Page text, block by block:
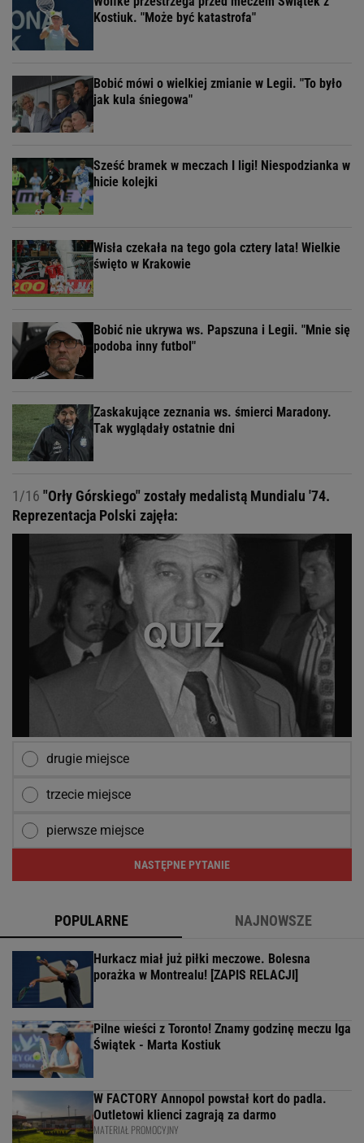
Kostiuk. "Może być katastrofa"
Bobić mówi o wielkiej zmianie w Legii. "To było
jak kula śniegowa"
Sześć bramek w meczach I ligi! Niespodzianka w
hicie kolejki
Wisła czekała na tego gola cztery lata! Wielkie
święto w Krakowie
Bobić nie ukrywa ws. Papszuna i Legii. "Mnie się
podoba inny futbol"
Zaskakujące zeznania ws. śmierci Maradony.
Tak wyglądały ostatnie dni
1/16 "Orły Górskiego" zostały medalistą Mundialu '74.
Reprezentacja Polski zajęła:
drugie miejsce
trzecie miejsce
pierwsze miejsce
NASTĘPNE PYTANIE
POPULARNE NAJNOWSZE
Hurkacz miał już piłki meczowe. Bolesna
porażka w Montrealu! [ZAPIS RELACJI]
Pilne wieści z Toronto! Znamy godzinę meczu Iga
Świątek - Marta Kostiuk
W FACTORY Annopol powstał kort do padla.
Outletowi klienci zagrają za darmo
MATERIAŁ PROMOCYJNY